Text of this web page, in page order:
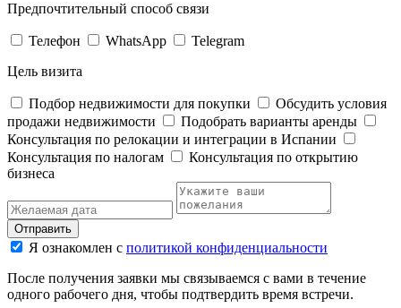
Предпочтительный способ связи
Телефон WhatsApp
Telegram
Цель визита
Подбор недвижимости для покупки
Обсудить условия
продажи недвижимости
Подобрать варианты аренды
Консультация по релокации и интеграции в Испании
Консультация по налогам
Консультация по открытию
бизнеса
Отправить
Я ознакомлен с политикой конфиденциальности
После получения заявки мы связываемся с вами в течение
одного рабочего дня, чтобы подтвердить время встречи.